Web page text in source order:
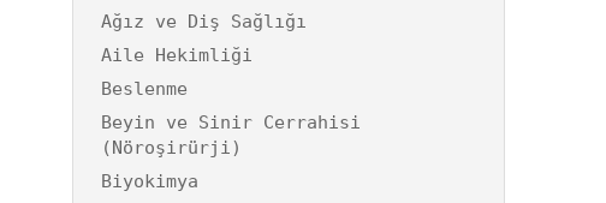
Ağız ve Diş Sağlığı
Aile Hekimliği
Beslenme
Beyin ve Sinir Cerrahisi
(Nöroşirürji)
Biyokimya